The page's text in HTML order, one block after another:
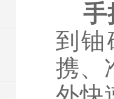
手
到铀
携、